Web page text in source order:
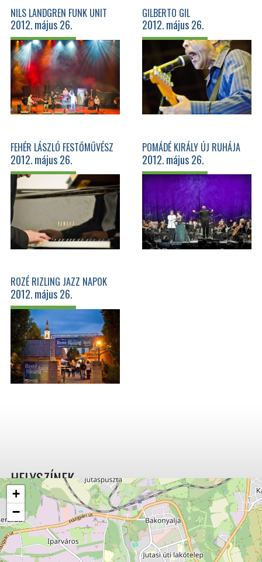
NILS LANDGREN FUNK UNIT
2012. május 26.
GILBERTO GIL
2012. május 26.
FEHÉR LÁSZLÓ FESTŐMŰVÉSZ
ÉS JANDÓ JENŐ
ZONGORAMŰVÉSZ A JEZSUITA
KOLOSTORBAN
2012. május 26.
POMÁDÉ KIRÁLY ÚJ RUHÁJA
2012. május 26.
ROZÉ RIZLING JAZZ NAPOK
2012. május 26.
+
−
HELYSZÍNEK